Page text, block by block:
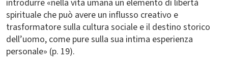
introdurre «nella vita umana un elemento di libertà
spirituale che può avere un influsso creativo e
trasformatore sulla cultura sociale e il destino storico
dell’uomo, come pure sulla sua intima esperienza
personale» (p. 19).